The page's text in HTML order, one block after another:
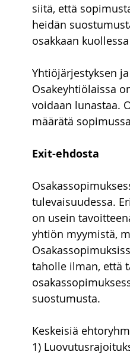
siitä, että
heidän
osakkaan
Yhtiöjärjestyksen
Osakeyhtiölaissa
voidaan lunastaa.
määrätä
Exit-ehdosta
tulevaisuudessa.
on usein
yhtiön myymistä,
taholle ilman, että
suostumusta.
Keskeisiä
1)